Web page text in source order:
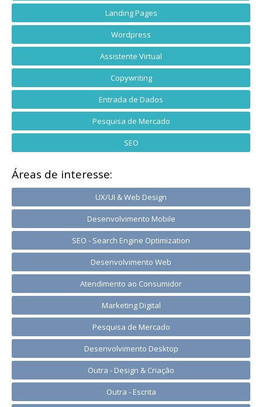
Landing Pages
Wordpress
Assistente Virtual
Copywriting
Entrada de Dados
Pesquisa de Mercado
SEO
Áreas de interesse:
UX/UI & Web Design
Desenvolvimento Mobile
SEO - Search Engine Optimization
Desenvolvimento Web
Atendimento ao Consumidor
Marketing Digital
Pesquisa de Mercado
Desenvolvimento Desktop
Outra - Design & Criação
Outra - Escrita